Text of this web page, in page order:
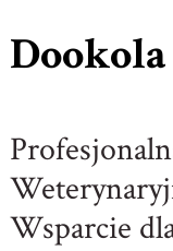
Wsparcie